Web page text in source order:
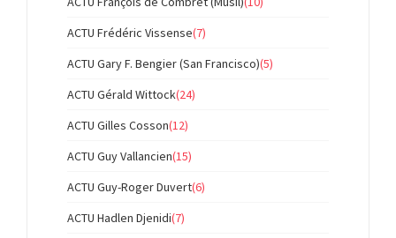
ACTU Frédéric Vissense(7)
ACTU Gary F. Bengier (San Francisco)(5)
ACTU Gérald Wittock(24)
ACTU Gilles Cosson(12)
ACTU Guy Vallancien(15)
ACTU Guy-Roger Duvert(6)
ACTU Hadlen Djenidi(7)